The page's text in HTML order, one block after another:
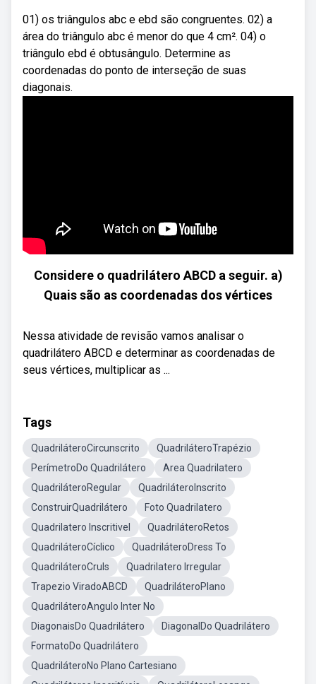
01) os triângulos abc e ebd são congruentes. 02) a
área do triângulo abc é menor do que 4 cm². 04) o
triângulo ebd é obtusângulo. Determine as
coordenadas do ponto de interseção de suas
diagonais.
Considere o quadrilátero ABCD a seguir. a)
Quais são as coordenadas dos vértices
Nessa atividade de revisão vamos analisar o
quadrilátero ABCD e determinar as coordenadas de
seus vértices, multiplicar as ...
Tags
QuadriláteroCircunscrito
QuadriláteroTrapézio
PerímetroDo Quadrilátero
Area Quadrilatero
QuadriláteroRegular
QuadriláteroInscrito
ConstruirQuadrilátero
Foto Quadrilatero
Quadrilatero Inscritivel
QuadriláteroRetos
QuadriláteroCíclico
QuadriláteroDress To
QuadriláteroCruls
Quadrilatero Irregular
Trapezio ViradoABCD
QuadriláteroPlano
QuadriláteroAngulo Inter No
DiagonaisDo Quadrilátero
DiagonalDo Quadrilátero
FormatoDo Quadrilátero
QuadriláteroNo Plano Cartesiano